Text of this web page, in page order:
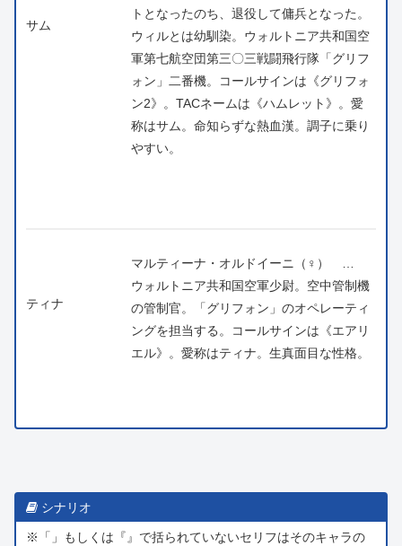
サム
トとなったのち、退役して傭兵となった。
ウィルとは幼馴染。ウォルトニア共和国空
軍第七航空団第三〇三戦闘飛行隊「グリフ
ォン」二番機。コールサインは《グリフォ
ン2》。TACネームは《ハムレット》。愛
称はサム。命知らずな熱血漢。調子に乗り
やすい。
ティナ
マルティーナ・オルドイーニ（♀） …
ウォルトニア共和国空軍少尉。空中管制機
の管制官。「グリフォン」のオペレーティ
ングを担当する。コールサインは《エアリ
エル》。愛称はティナ。生真面目な性格。
シナリオ
※「」もしくは『』で括られていないセリフはそのキャラの